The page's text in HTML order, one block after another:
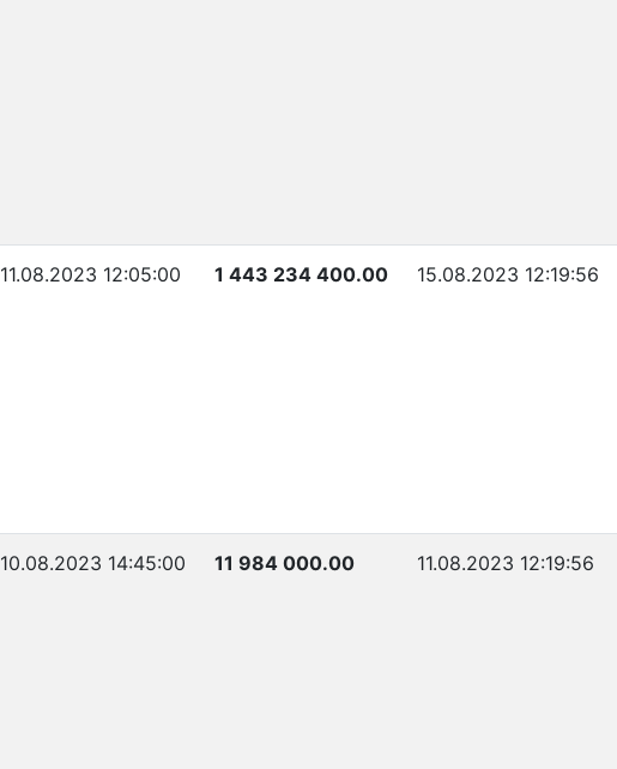
11.08.2023 12:05:00 1 443 234 400.00 15.08.2023 12:19:56
10.08.2023 14:45:00 11 984 000.00 11.08.2023 12:19:56